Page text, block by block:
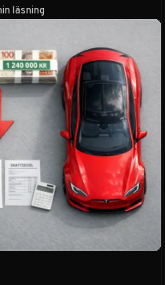
steg för att optimera
innehåll för ChatGPT
och Google Gemini,
och undvik misstag
inför 2026. Bli
synlig i AI-drivna
sökningar.
läsning